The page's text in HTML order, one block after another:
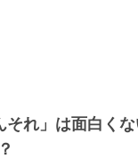
それ」は面白く